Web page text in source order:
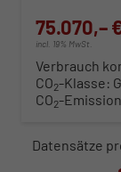
75.070,–
incl. 19% MwSt.
Verbrauch
CO2-Klasse: G
CO2-
Datensätze